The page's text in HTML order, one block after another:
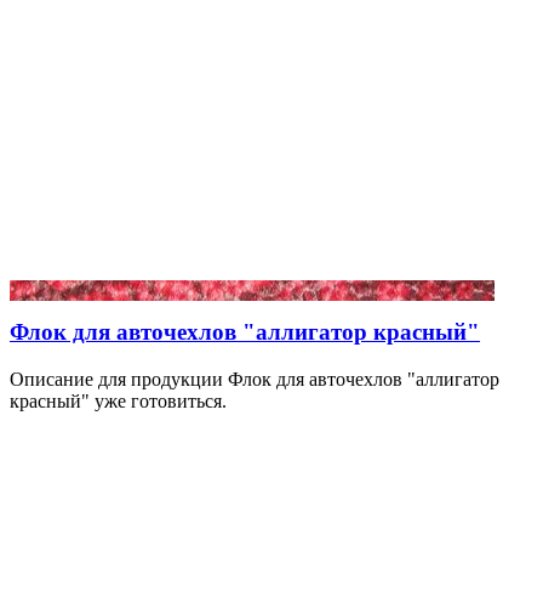
Флок для авточехлов "аллигатор красный"
Описание для продукции Флок для авточехлов "аллигатор
красный" уже готовиться.